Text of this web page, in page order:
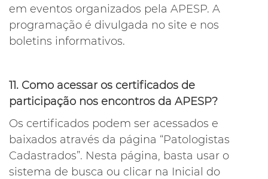
em eventos organizados pela APESP. A
programação é divulgada no site e nos
boletins informativos.
11. Como acessar os certificados de
participação nos encontros da APESP?
Os certificados podem ser acessados e
baixados através da página “Patologistas
Cadastrados”. Nesta página, basta usar o
sistema de busca ou clicar na Inicial do